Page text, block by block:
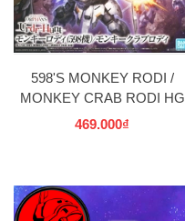
598'S MONKEY RODI /
MONKEY CRAB RODI HG
IBO 1/144 BANDAI
469.000₫